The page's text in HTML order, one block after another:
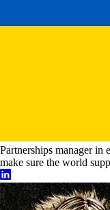
Partnerships manager in
make sure the world